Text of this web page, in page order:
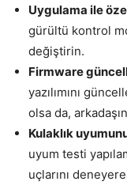
Uygulama ile
gürültü kontrol
değiştirin.
Firmware
yazılımını
olsa da,
Kulaklık
uyum testi
uçlarını